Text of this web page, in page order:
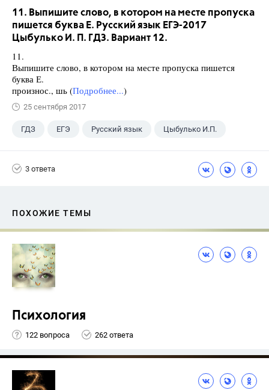
11. Выпишите слово, в котором на месте пропуска
пишется буква Е. Русский язык ЕГЭ-2017
Цыбулько И. П. ГДЗ. Вариант 12.
11.
Выпишите слово, в котором на месте пропуска пишется
буква Е.
произнос., шь (Подробнее...)
25 сентября 2017
ГДЗ ЕГЭ Русский язык Цыбулько И.П.
3 ответа
ПОХОЖИЕ ТЕМЫ
Психология
122 вопроса 262 ответа